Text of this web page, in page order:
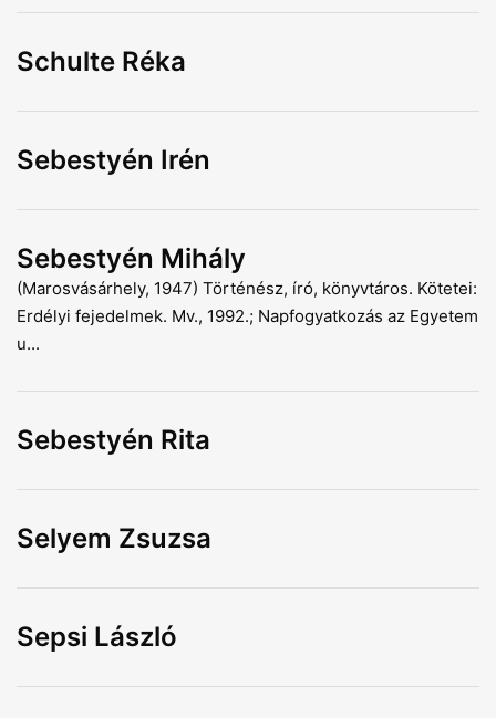
Schulte Réka
Sebestyén Irén
Sebestyén Mihály
(Marosvásárhely, 1947) Történész, író, könyvtáros. Kötetei:
Erdélyi fejedelmek. Mv., 1992.; Napfogyatkozás az Egyetem
u...
Sebestyén Rita
Selyem Zsuzsa
Sepsi László